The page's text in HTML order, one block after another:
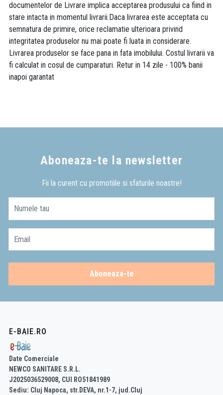
documentelor de Livrare implica acceptarea produsului ca fiind in
stare intacta in momentul livrarii.Daca livrarea este acceptata cu
semnatura de primire, orice reclamatie ulterioara privind
integritatea produselor nu mai poate fi luata in considerare.
Livrarea produselor se face pana in fata imobilului. Costul livrarii va
fi calculat in cosul de cumparaturi. Retur in 14 zile - 100% banii
inapoi garantat
Aboneaza-te la newsletter
Fii la curent cu promotiile si sfaturile noastre!
Numele tau
Email
Aboneaza-te
E-BAIE.RO
Date Comerciale
NEWCO SANITARE S.R.L.
J2025036529008, CUI RO51841989
Sediu: Cluj Napoca, str.DEVA, nr.1-7, jud.Cluj